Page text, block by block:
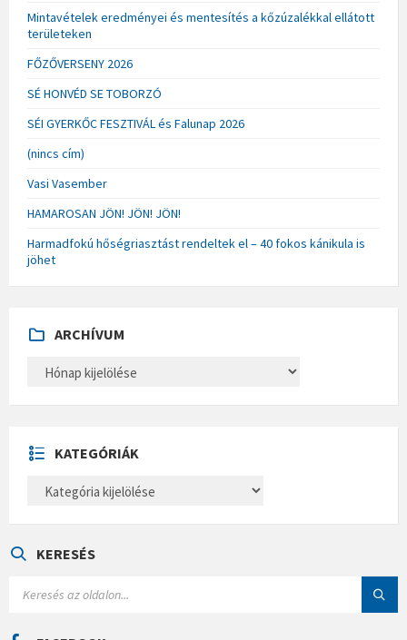
Mintavételek eredményei és mentesítés a kőzúzalékkal ellátott
területeken
FŐZŐVERSENY 2026
SÉ HONVÉD SE TOBORZÓ
SÉI GYERKŐC FESZTIVÁL és Falunap 2026
(nincs cím)
Vasi Vasember
HAMAROSAN JÖN! JÖN! JÖN!
Harmadfokú hőségriasztást rendeltek el – 40 fokos kánikula is
jöhet
ARCHÍVUM
H
U
M
KATEGÓRIÁK
E
Á
KERESÉS